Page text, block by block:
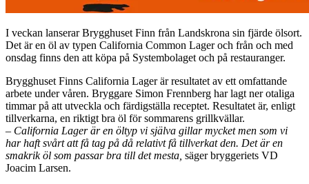
I veckan lanserar Brygghuset Finn från Landskrona sin fjärde ölsort.
Det är en öl av typen California Common Lager och från och med
onsdag finns den att köpa på Systembolaget och på restauranger.
Brygghuset Finns California Lager är resultatet av ett omfattande
arbete under våren. Bryggare Simon Frennberg har lagt ner otaliga
timmar på att utveckla och färdigställa receptet. Resultatet är, enligt
tillverkarna, en riktigt bra öl för sommarens grillkvällar.
– California Lager är en öltyp vi själva gillar mycket men som vi
har haft svårt att få tag på då relativt få tillverkat den. Det är en
smakrik öl som passar bra till det mesta, säger bryggeriets VD
Joacim Larsen.